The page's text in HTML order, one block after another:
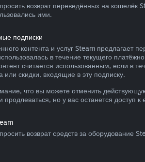
возврат переведённых на кошелёк
ими.
подписки
контента и услуг Steam предлагает
в течение текущего
считается использованным, если в
или скидки, входящие в эту подписку.
что вы можете отменить
продлеваться, но у вас останется доступ
возврат средств за оборудование